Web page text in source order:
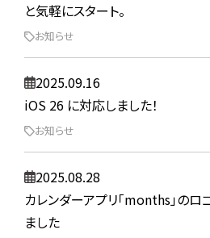
と気軽にスタート。
お知らせ
2025.09.16
iOS 26 に対応しました！
お知らせ
2025.08.28
カレンダーアプリ「months」の
ました